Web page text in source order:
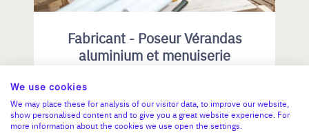
Fabricant - Poseur Vérandas
aluminium et menuiserie
Valeur demandée :1 240 000 €
We use cookies
We may place these for analysis of our visitor data, to improve our website,
show personalised content and to give you a great website experience. For
more information about the cookies we use open the settings.